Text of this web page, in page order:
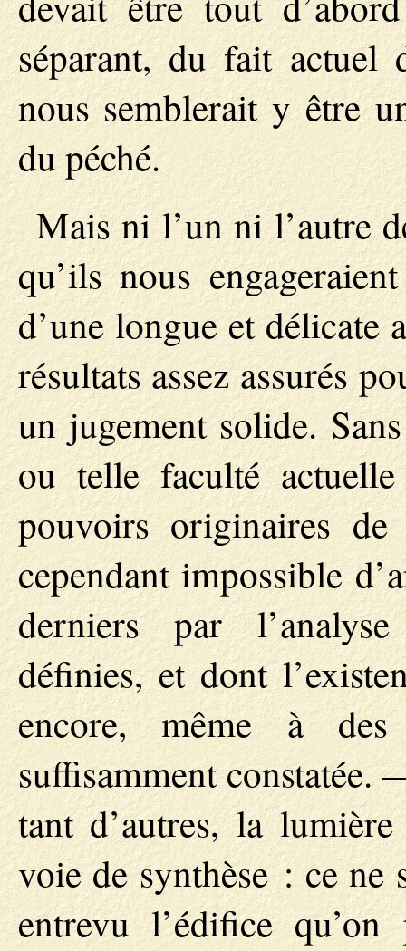
séparant, du fait actuel
nous semblerait y être
du péché.
Mais ni l’un ni l’autre
qu’ils nous
d’une longue et délicate
résultats assez assurés
un jugement solide.
ou telle faculté
pouvoirs originaires
cependant impossible
derniers par
définies, et dont
encore, même à
suffisamment constatée.
tant d’autres, la
voie de synthèse : ce ne
entrevu l’édifice